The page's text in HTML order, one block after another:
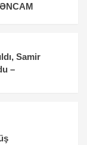
Samir
–